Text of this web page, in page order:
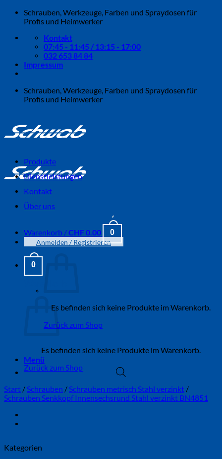
Zum
Schrauben, Werkzeuge, Farben und Spraydosen für
Profis und Heimwerker
Kontakt
07:45 - 11:45 / 13:15 - 17:00
032 653 84 84
Impressum
Schrauben, Werkzeuge, Farben und Spraydosen für
Profis und Heimwerker
Anmelden / Registrieren
0
Es befinden sich keine Produkte im Warenkorb.
Zurück zum Shop
Produkte
Dienstleistungen
Kontakt
Über uns
Warenkorb /CHF0.00 0
Es befinden sich keine Produkte im Warenkorb.
Zurück zum Shop
Menü
Start /Schrauben /Schrauben metrisch Stahl verzinkt /
Schrauben Senkkopf Innensechsrund Stahl verzinkt BN4851
Kategorien